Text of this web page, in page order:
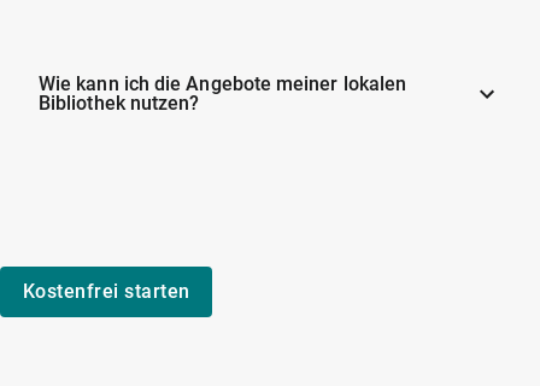
Wie kann ich die Angebote meiner lokalen
Bibliothek nutzen?
Kostenfrei starten